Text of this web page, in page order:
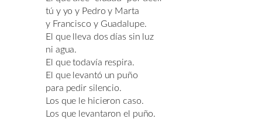
tú y yo y Pedro y Marta
y Francisco y Guadalupe.
El que lleva dos días sin luz
ni agua.
El que todavía respira.
El que levantó un puño
para pedir silencio.
Los que le hicieron caso.
Los que levantaron el puño.